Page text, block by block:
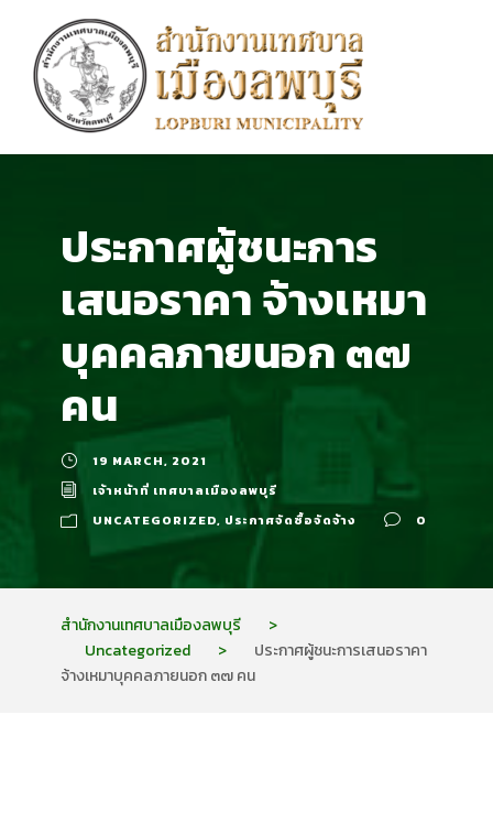
ประกาศผู้ชนะการ
เสนอราคา จ้างเหมา
บุคคลภายนอก ๓๗
คน
19 MARCH, 2021
เจ้าหน้าที่ เทศบาลเมืองลพบุรี
UNCATEGORIZED, ประกาศจัดซื้อจัดจ้าง 0
สำนักงานเทศบาลเมืองลพบุรี
>
Uncategorized
>
ประกาศผู้ชนะการเสนอราคา
จ้างเหมาบุคคลภายนอก ๓๗ คน